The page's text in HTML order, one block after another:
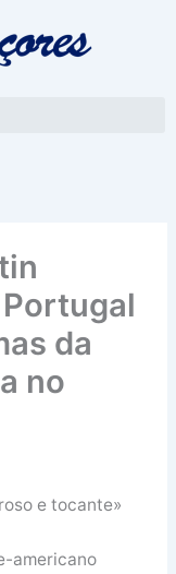
da
no
e tocante»
americano